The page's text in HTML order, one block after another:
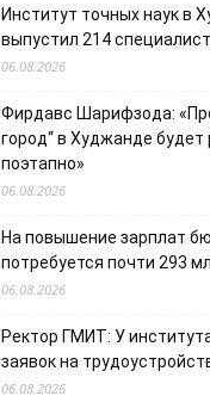
Институт точных наук в
выпустил 214
06.08.2026
Фирдавс Шарифзода:
город“ в Худжанде будет
поэтапно»
06.08.2026
На повышение зарплат
потребуется почти 293
06.08.2026
Ректор ГМИТ: У
заявок на
06.08.2026